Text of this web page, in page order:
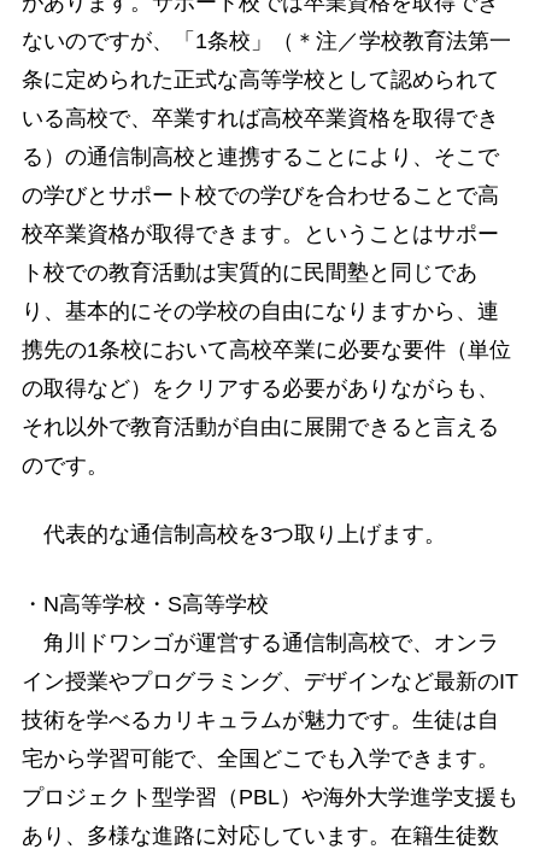
ないのですが、「1条校」（＊注／学校教育法第一
条に定められた正式な高等学校として認められて
いる高校で、卒業すれば高校卒業資格を取得でき
る）の通信制高校と連携することにより、そこで
の学びとサポート校での学びを合わせることで高
校卒業資格が取得できます。ということはサポー
ト校での教育活動は実質的に民間塾と同じであ
り、基本的にその学校の自由になりますから、連
携先の1条校において高校卒業に必要な要件（単位
の取得など）をクリアする必要がありながらも、
それ以外で教育活動が自由に展開できると言える
のです。
代表的な通信制高校を3つ取り上げます。
・N高等学校・S高等学校
角川ドワンゴが運営する通信制高校で、オンラ
イン授業やプログラミング、デザインなど最新のIT
技術を学べるカリキュラムが魅力です。生徒は自
宅から学習可能で、全国どこでも入学できます。
プロジェクト型学習（PBL）や海外大学進学支援も
あり、多様な進路に対応しています。在籍生徒数